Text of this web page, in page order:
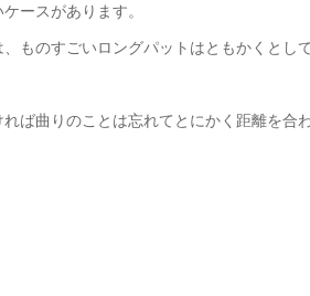
ースがあります。
ものすごいロングパットはともかくとし
ば曲りのことは忘れてとにかく距離を合